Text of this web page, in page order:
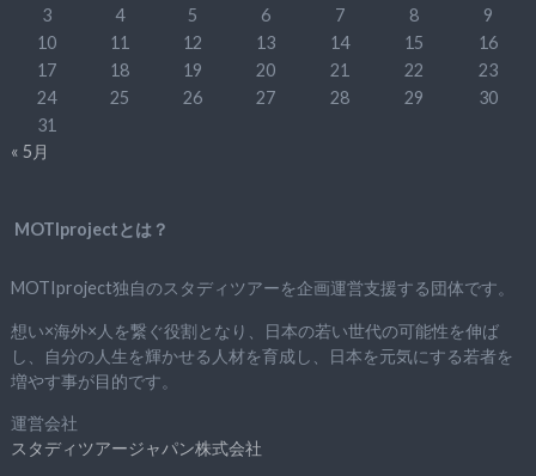
3
4 5 6 7 8
9
10
11 12 13 14 15
16
17
18 19 20 21 22
23
24
25 26 27 28 29
30
31
« 5月
MOTIprojectとは？
MOTIproject独自のスタディツアーを企画運営支援する団体です。
想い×海外×人を繋ぐ役割となり、日本の若い世代の可能性を伸ば
し、自分の人生を輝かせる人材を育成し、日本を元気にする若者を
増やす事が目的です。
運営会社
スタディツアージャパン株式会社